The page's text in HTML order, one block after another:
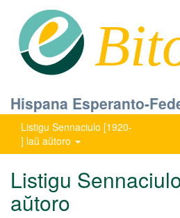
Hispana Esperanto-
Listigu Sennaciulo [1920-
] laŭ aŭtoro
Listigu
aŭtoro